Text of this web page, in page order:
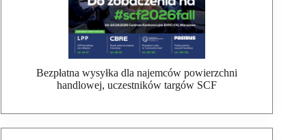
Bezpłatna wysyłka dla najemców powierzchni
handlowej, uczestników targów SCF